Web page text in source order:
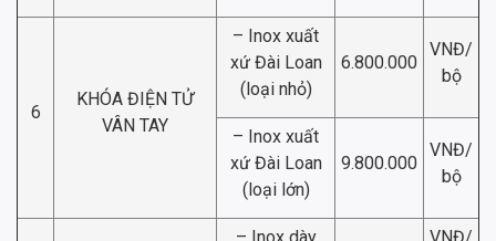
6
KHÓA ĐIỆN TỬ
VÂN TAY
– Inox xuất
xứ Đài Loan
(loại nhỏ)
6.800.000
VNĐ/
bộ
– Inox xuất
xứ Đài Loan
(loại lớn)
9.800.000
VNĐ/
bộ
– Inox dày
VNĐ/